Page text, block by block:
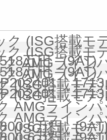
ク (ISG搭載モ
万円 (9AT)
ク (ISG搭載モ
万円 (9AT)
AMGライン
AMGライン
(ISG搭載モ
(ISG搭載モ
AMGライン
万円
AMGライン
(ISG搭載モ